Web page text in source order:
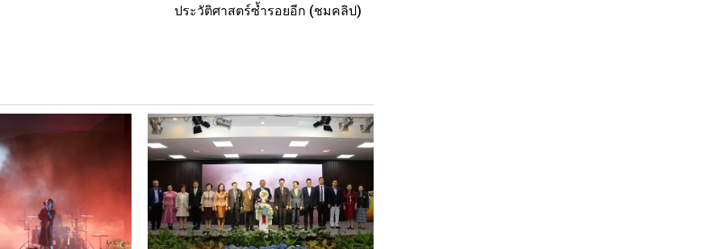
ประวัติศาสตร์ซ้ำรอยอีก (ชมคลิป)